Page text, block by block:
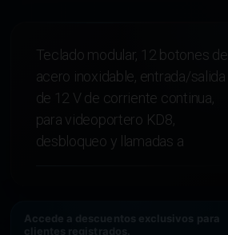
Teclado modular, 12 botones de
acero inoxidable, entrada/salida
de 12 V de corriente continua,
para videoportero KD8,
desbloqueo y llamadas a